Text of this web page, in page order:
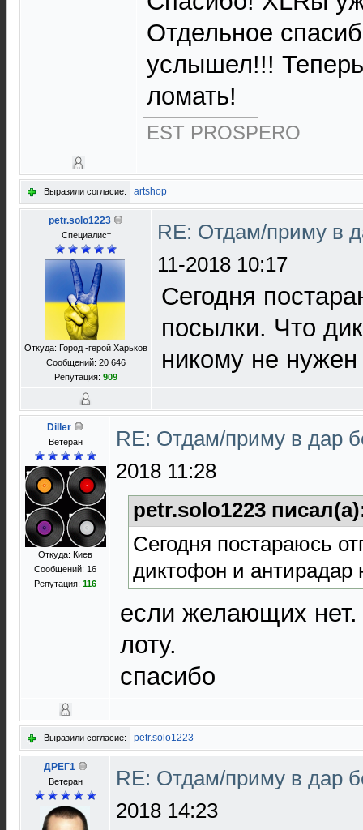
Отдельное
услышел!!! Теперь
ломать!
EST PROSPERO
Выразили согласие: artshop
petr.solo1223
Специалист
Откуда: Город -герой Харьков
Сообщений: 20 646
Репутация: 909
RE: Отдам/приму в
11-2018 10:17
Сегодня
посылки. Что
никому не нужен
Diller
Ветеран
Откуда: Киев
Сообщений: 16
Репутация: 116
RE: Отдам/приму в дар
2018 11:28
petr.solo1223
Сегодня постараюсь
диктофон и антирадар
если желающих
лоту.
спасибо
Выразили согласие: petr.solo1223
ДРЕГ1
Bетеран
RE: Отдам/приму в дар
2018 14:23